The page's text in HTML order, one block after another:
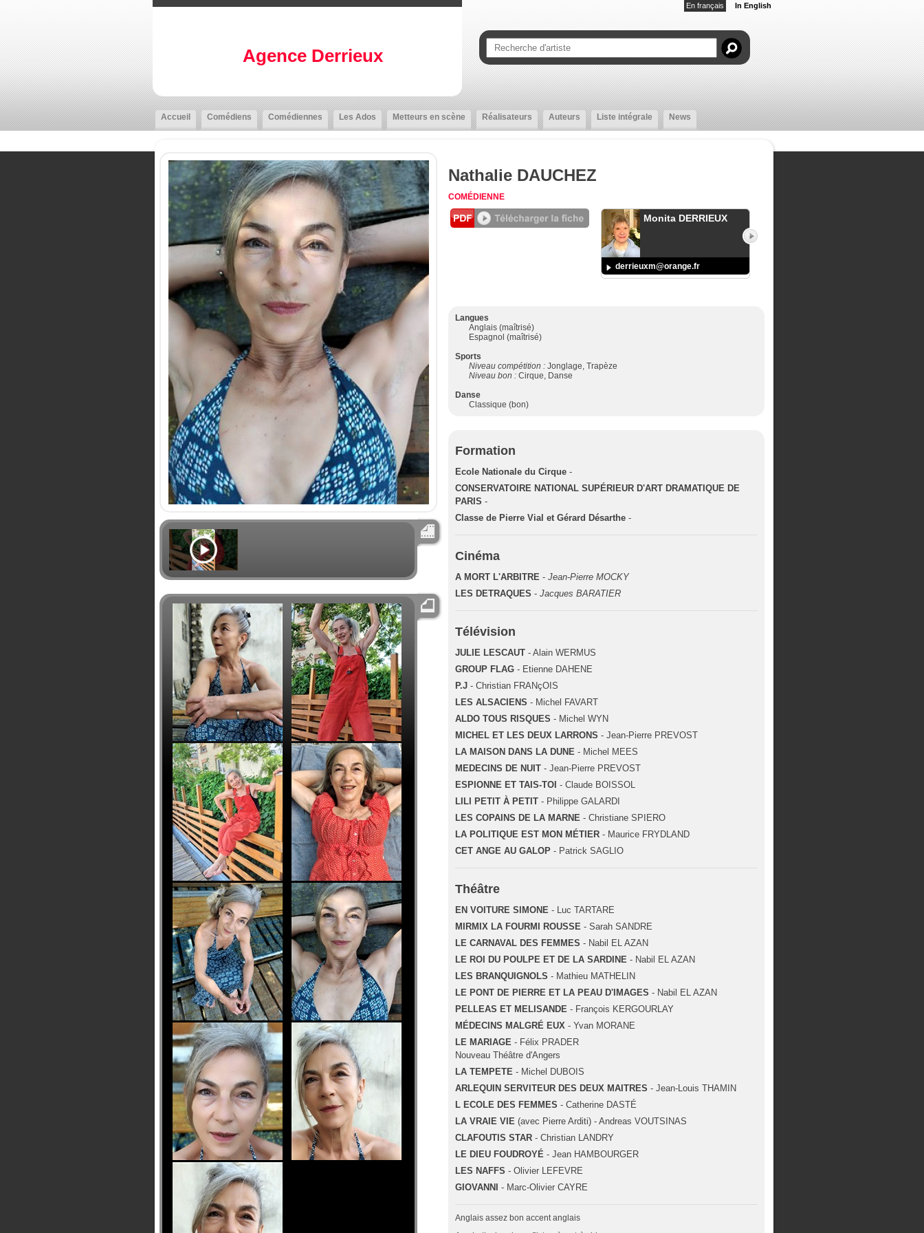
Agence Derrieux
En français In English
Accueil Comédiens Comédiennes Les Ados Metteurs en scène Réalisateurs Auteurs Liste intégrale News
Nathalie DAUCHEZ
COMÉDIENNE
Monita DERRIEUX
derrieuxm@orange.fr
Langues
Anglais (maîtrisé)
Espagnol (maîtrisé)
Sports
Niveau compétition : Jonglage, Trapèze
Niveau bon : Cirque, Danse
Danse
Classique (bon)
Formation
Ecole Nationale du Cirque -
CONSERVATOIRE NATIONAL SUPÉRIEUR D'ART DRAMATIQUE DE
PARIS -
Classe de Pierre Vial et Gérard Désarthe -
Cinéma
A MORT L'ARBITRE - Jean-Pierre MOCKY
LES DETRAQUES - Jacques BARATIER
Télévision
JULIE LESCAUT - Alain WERMUS
GROUP FLAG - Etienne DAHENE
P.J - Christian FRANçOIS
LES ALSACIENS - Michel FAVART
ALDO TOUS RISQUES - Michel WYN
MICHEL ET LES DEUX LARRONS - Jean-Pierre PREVOST
LA MAISON DANS LA DUNE - Michel MEES
MEDECINS DE NUIT - Jean-Pierre PREVOST
ESPIONNE ET TAIS-TOI - Claude BOISSOL
LILI PETIT À PETIT - Philippe GALARDI
LES COPAINS DE LA MARNE - Christiane SPIERO
LA POLITIQUE EST MON MÉTIER - Maurice FRYDLAND
CET ANGE AU GALOP - Patrick SAGLIO
Théâtre
EN VOITURE SIMONE - Luc TARTARE
MIRMIX LA FOURMI ROUSSE - Sarah SANDRE
LE CARNAVAL DES FEMMES - Nabil EL AZAN
LE ROI DU POULPE ET DE LA SARDINE - Nabil EL AZAN
LES BRANQUIGNOLS - Mathieu MATHELIN
LE PONT DE PIERRE ET LA PEAU D'IMAGES - Nabil EL AZAN
PELLEAS ET MELISANDE - François KERGOURLAY
MÉDECINS MALGRÉ EUX - Yvan MORANE
LE MARIAGE - Félix PRADER
Nouveau Théâtre d'Angers
LA TEMPETE - Michel DUBOIS
ARLEQUIN SERVITEUR DES DEUX MAITRES - Jean-Louis THAMIN
L ECOLE DES FEMMES - Catherine DASTÉ
LA VRAIE VIE (avec Pierre Arditi) - Andreas VOUTSINAS
CLAFOUTIS STAR - Christian LANDRY
LE DIEU FOUDROYÉ - Jean HAMBOURGER
LES NAFFS - Olivier LEFEVRE
GIOVANNI
- Marc-Olivier CAYRE
Anglais assez bon accent anglais